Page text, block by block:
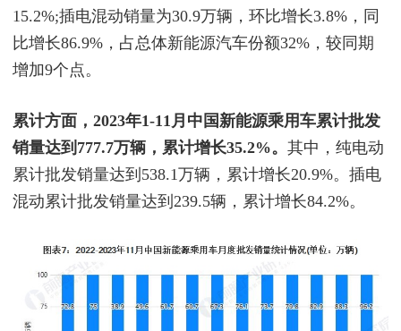
15.2%;插电混动销量为30.9万辆，环比增长3.8%，同
比增长86.9%，占总体新能源汽车份额32%，较同期
增加9个点。
累计方面，2023年1-11月中国新能源乘用车累计批发
销量达到777.7万辆，累计增长35.2%。 其中，纯电动
累计批发销量达到538.1万辆，累计增长20.9%。插电
混动累计批发销量达到239.5辆，累计增长84.2%。